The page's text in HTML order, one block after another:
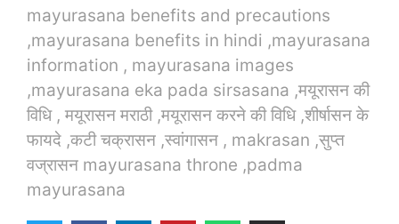
mayurasana benefits and precautions
,mayurasana benefits in hindi ,mayurasana
information , mayurasana images
,mayurasana eka pada sirsasana ,मयूरासन की
विधि , मयूरासन मराठी ,मयूरासन करने की विधि ,शीर्षासन के
फायदे ,कटी चक्रासन ,स्वांगासन , makrasan ,सुप्त
वज्रासन mayurasana throne ,padma
mayurasana